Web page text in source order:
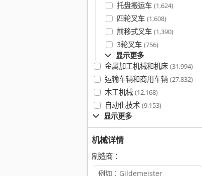
托盘搬运车 (1,624)
四轮叉车 (1,608)
前移式叉车 (1,390)
3轮叉车 (756)
显示更多
金属加工机械和机床 (31,994)
运输车辆和商用车辆 (27,832)
木工机械 (12,168)
自动化技术 (9,153)
显示更多
机械详情
制造商：